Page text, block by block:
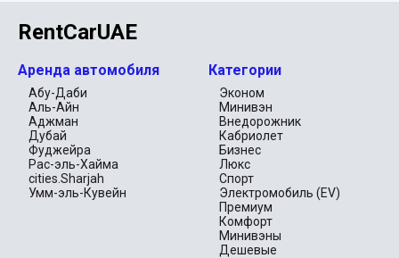
RentCarUAE
Аренда автомобиля
Абу-Даби
Аль-Айн
Аджман
Дубай
Фуджейра
Рас-эль-Хайма
cities.Sharjah
Умм-эль-Кувейн
Категории
Эконом
Минивэн
Внедорожник
Кабриолет
Бизнес
Люкс
Спорт
Электромобиль (EV)
Премиум
Комфорт
Минивэны
Дешевые